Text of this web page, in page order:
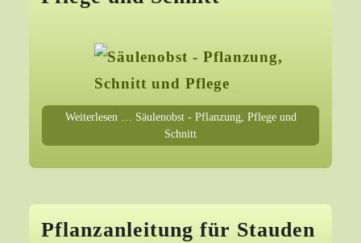
Weiterlesen … Säulenobst - Pflanzung, Pflege und
Schnitt
Pflanzanleitung für Stauden